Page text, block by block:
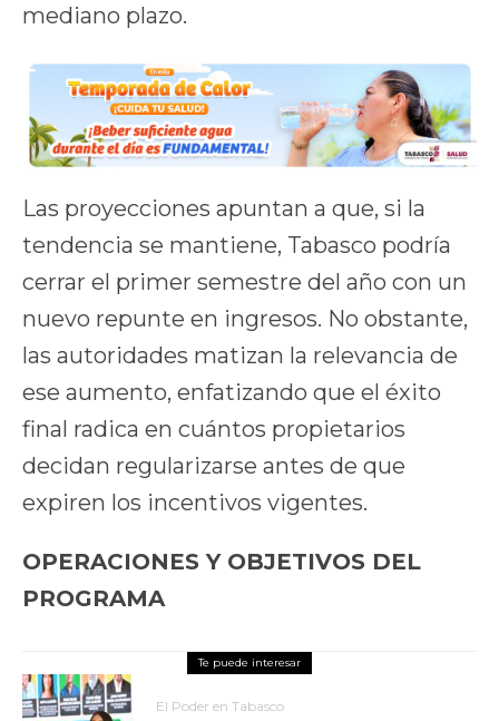
mediano plazo.
Las proyecciones apuntan a que, si la
tendencia se mantiene, Tabasco podría
cerrar el primer semestre del año con un
nuevo repunte en ingresos. No obstante,
las autoridades matizan la relevancia de
ese aumento, enfatizando que el éxito
final radica en cuántos propietarios
decidan regularizarse antes de que
expiren los incentivos vigentes.
OPERACIONES Y OBJETIVOS DEL
PROGRAMA
El Poder en Tabasco